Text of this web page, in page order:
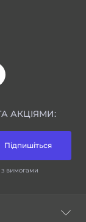
АКЦІЯМИ:
Підпишіться
з вимогами